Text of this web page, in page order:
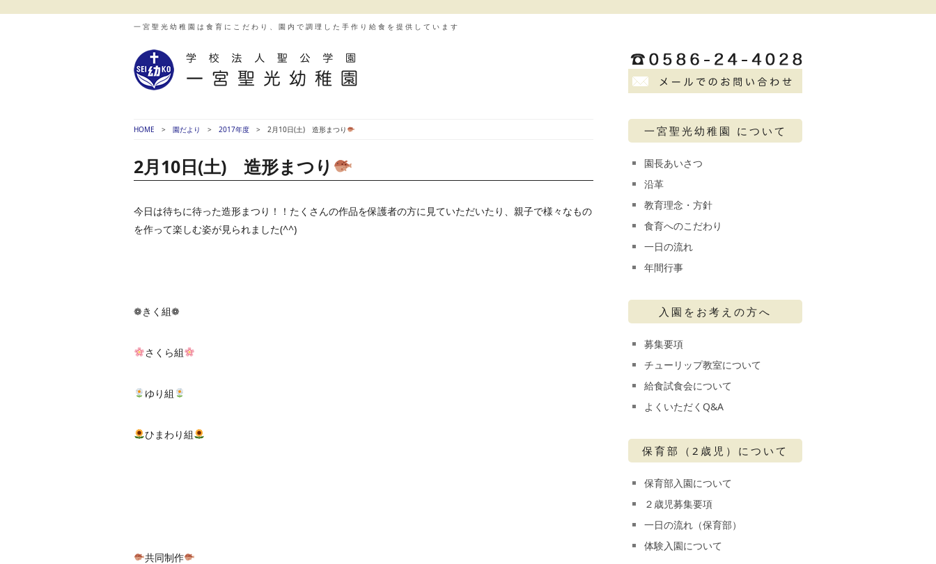
一宮聖光幼稚園は食育にこだわり、園内で調理した手作り給食を提供しています
HOME 園だより 2017年度 2月10日(土) 造形まつり
2月10日(土) 造形まつり
今日は待ちに待った造形まつり！！たくさんの作品を保護者の方に見ていただいたり、親子で様々なもの
を作って楽しむ姿が見られました(^^)
❁きく組❁
さくら組
ゆり組
ひまわり組
共同制作
一宮聖光幼稚園 について
園長あいさつ
沿革
教育理念・方針
食育へのこだわり
一日の流れ
年間行事
入園をお考えの方へ
募集要項
チューリップ教室について
給食試食会について
よくいただくQ&A
保育部（2歳児）について
保育部入園について
２歳児募集要項
一日の流れ（保育部）
体験入園について